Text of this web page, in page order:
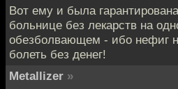
Вот ему и была
больнице без лекарств на
обезболвающем - ибо нефиг
болеть без денег!
Metallizer »